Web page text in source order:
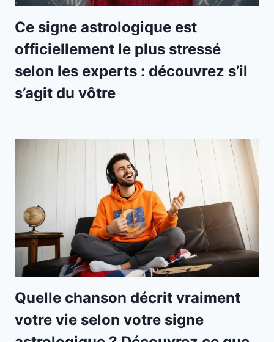
Ce signe astrologique est
officiellement le plus stressé
selon les experts : découvrez s’il
s’agit du vôtre
Quelle chanson décrit vraiment
votre vie selon votre signe